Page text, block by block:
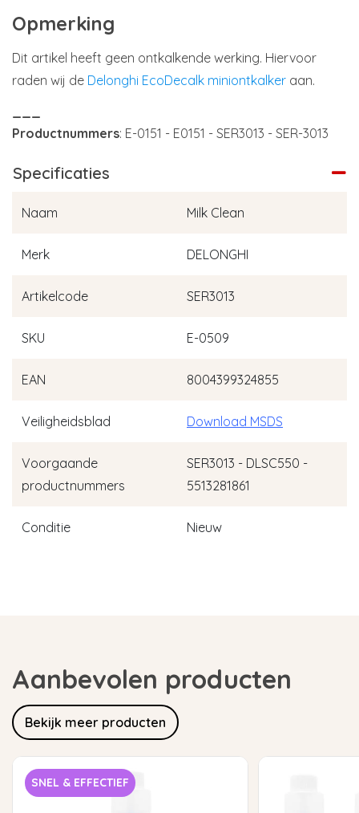
Opmerking
Dit artikel heeft geen ontkalkende werking. Hiervoor
raden wij de Delonghi EcoDecalk miniontkalker aan.
Productnummers: E-0151 - E0151 - SER3013 - SER-3013
Specificaties
Naam Milk Clean
Merk DELONGHI
Artikelcode SER3013
SKU E-0509
EAN 8004399324855
Veiligheidsblad Download MSDS
Voorgaande
productnummers
SER3013 - DLSC550 -
5513281861
Conditie Nieuw
Aanbevolen producten
Bekijk meer producten
SNEL & EFFECTIEF